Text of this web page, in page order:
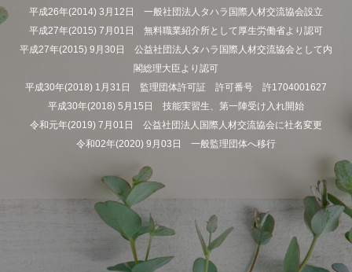
平成26年(2014) 3月12日 一般社団法人タハラ国際人材交流協会設立
平成27年(2015) 7月01日 無料職業紹介所として厚生労働省より認可
平成27年(2015) 9月30日 公益社団法人タハラ国際人材交流協会として内
閣総理大臣より認可
平成30年(2018) 1月31日 監理団体許可証 許可番号 許1704001627
平成30年(2018) 5月15日 技能実習生、第一陣受け入れ開始
令和元年(2019) 7月01日 公益社団法人国際人材交流協会に社名変更
令和02年(2020) 9月03日 一般監理団体へ移行